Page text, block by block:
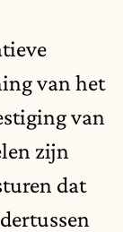
van het
van
zijn
dat